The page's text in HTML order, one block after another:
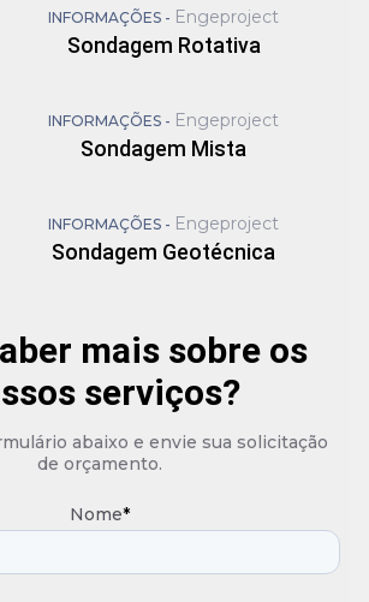
INFORMAÇÕES - Engeproject
Sondagem Rotativa
INFORMAÇÕES - Engeproject
Sondagem Mista
INFORMAÇÕES - Engeproject
Sondagem Geotécnica
mais sobre os
serviços?
abaixo e envie sua solicitação
de orçamento.
Nome*